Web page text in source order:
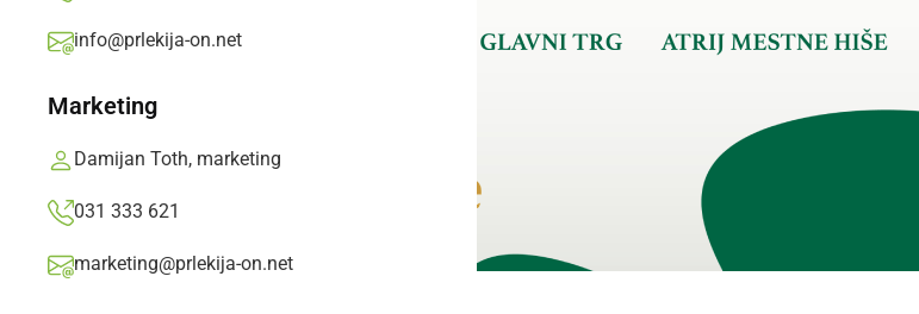
info@prlekija-on.net
Marketing
Damijan Toth, marketing
031 333 621
marketing@prlekija-on.net